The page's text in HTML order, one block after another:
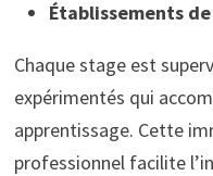
Établissements
Chaque stage est
expérimentés qui
apprentissage. Cette
professionnel facilite